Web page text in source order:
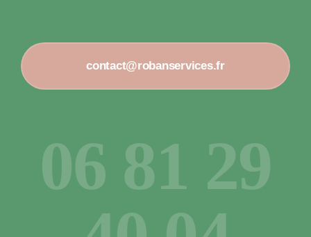
contact@robanservices.fr
06 81 29